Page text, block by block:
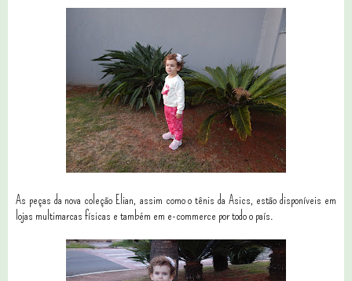
As peças da nova coleção Elian, assim como o tênis da Asics, estão disponíveis em
lojas multimarcas físicas e também em e-commerce por todo o país.